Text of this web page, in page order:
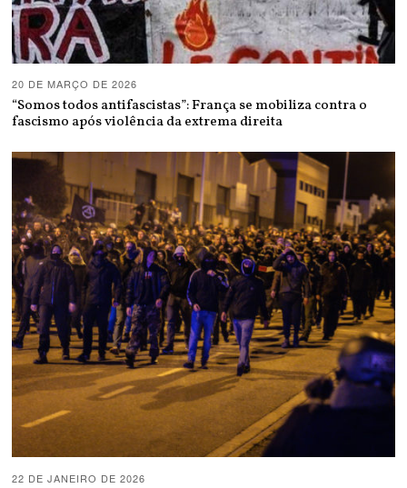
20 DE MARÇO DE 2026
“Somos todos antifascistas”: França se mobiliza contra o
fascismo após violência da extrema direita
22 DE JANEIRO DE 2026